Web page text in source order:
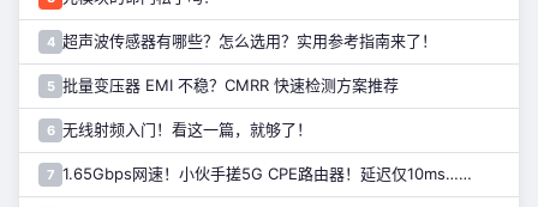
4 超声波传感器有哪些？怎么选用？实用参考指南来了！
5 批量变压器 EMI 不稳？CMRR 快速检测方案推荐
6 无线射频入门！看这一篇，就够了！
7 1.65Gbps网速！小伙手搓5G CPE路由器！延迟仅10ms……